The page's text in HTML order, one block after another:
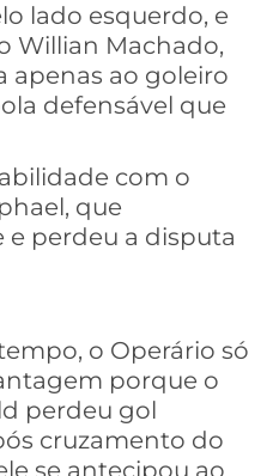
lado esquerdo, e
Willian Machado,
apenas ao goleiro
defensável que
com o
que
perdeu a disputa
o Operário só
porque o
perdeu gol
cruzamento do